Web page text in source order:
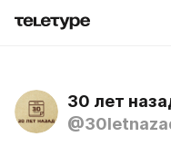
30 лет